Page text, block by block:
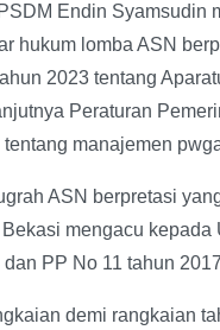
Endin Syamsudin
hukum lomba ASN
2023 tentang
Peraturan
tentang manajemen
ASN berpretasi
mengacu kepada
PP No 11 tahun
demi rangkaian